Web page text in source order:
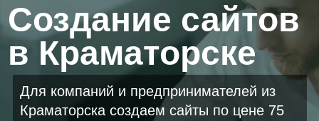
Создание сайтов
в Краматорске
Для компаний и предпринимателей из
Краматорска создаем сайты по цене 75